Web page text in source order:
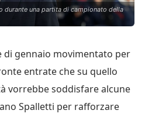
durante una partita di campionato della
di gennaio movimentato per
entrate che su quello
vorrebbe soddisfare alcune
Spalletti per rafforzare